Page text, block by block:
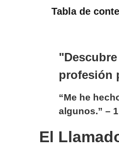
Tabla de
profesión
“Me he
algunos.” –
El